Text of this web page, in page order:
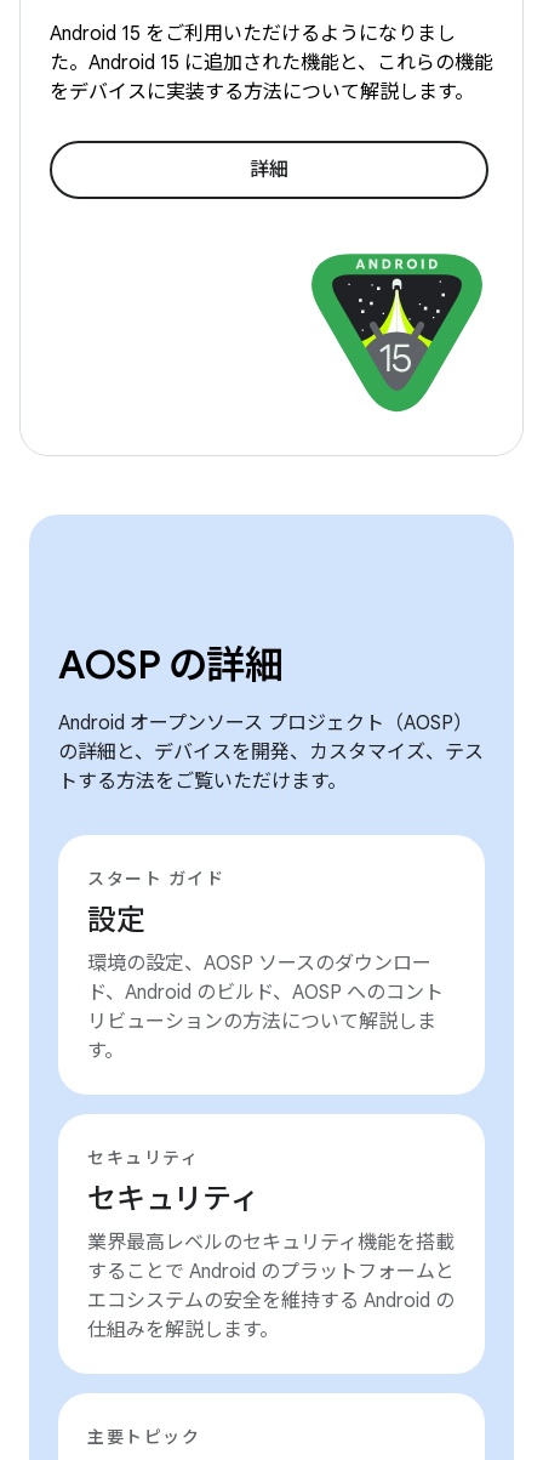
Android 15 をご利用いただけるようになりまし
た。Android 15 に追加された機能と、これらの機能
をデバイスに実装する方法について解説します。
詳細
AOSP の詳細
Android オープンソース プロジェクト（AOSP）
の詳細と、デバイスを開発、カスタマイズ、テス
トする方法をご覧いただけます。
スタート ガイド
設定
環境の設定、AOSP ソースのダウンロー
ド、Android のビルド、AOSP へのコント
リビューションの方法について解説しま
す。
セキュリティ
セキュリティ
業界最高レベルのセキュリティ機能を搭載
することで Android のプラットフォームと
エコシステムの安全を維持する Android の
仕組みを解説します。
主要トピック